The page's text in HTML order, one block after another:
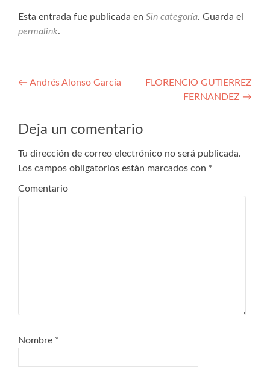
Esta entrada fue publicada en Sin categoría. Guarda el
permalink.
Navegación
entradas
← Andrés Alonso García
FLORENCIO GUTIERREZ
FERNANDEZ →
Deja un comentario
Tu dirección de correo electrónico no será publicada.
Los campos obligatorios están marcados con *
Comentario
Nombre *